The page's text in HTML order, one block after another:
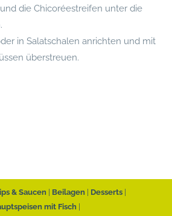
die Chicoréestreifen unter die
in Salatschalen anrichten und mit
überstreuen.
& Saucen Beilagen
Desserts
mit Fisch